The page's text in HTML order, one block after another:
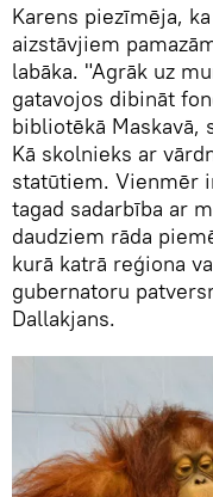
Karens piezīmēja,
aizstāvjiem
labāka. "Agrāk uz
gatavojos dibināt
bibliotēkā Maskavā,
Kā skolnieks ar
statūtiem. Vienmēr
tagad sadarbība ar
daudziem rāda
kurā katrā reģiona
gubernatoru
Dallakjans.